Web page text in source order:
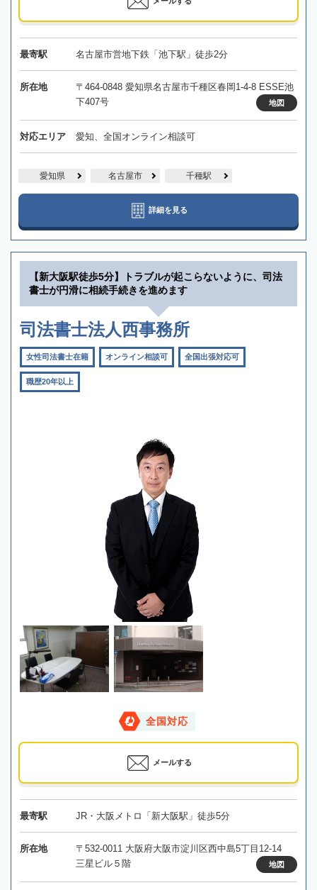
最寄駅 名古屋市営地下鉄「池下駅」徒歩2分
所在地
〒464-0848 愛知県名古屋市千種区春岡1-4-8 ESSE池
下407号
地図
対応エリア 愛知、全国オンライン相談可
愛知県 名古屋市 千種駅
詳細を見る
【新大阪駅徒歩5分】トラブルが起こらないように、司法
書士が円滑に相続手続きを進めます
司法書士法人西事務所
女性司法書士在籍 オンライン相談可 全国出張対応可
職歴20年以上
全国対応
メールする
最寄駅 JR・大阪メトロ「新大阪駅」徒歩5分
所在地
〒532-0011 大阪府大阪市淀川区西中島5丁目12-14
三星ビル５階
地図